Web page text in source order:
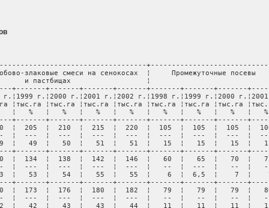
злаковые смеси на сенокосах  ¦     Промежуточные
и пастбищах                  ¦
+-------+-------+-------+-------+-------+-------
г.¦2000 г.¦2001 г.¦2002 г.¦1998 г.¦1999 г.¦2000
¦тыс.га ¦тыс.га ¦тыс.га ¦тыс.га ¦тыс.га ¦тыс.га
%   ¦   %   ¦   %   ¦   %   ¦   %   ¦   %   ¦   %   ¦
+-------+-------+-------+-------+-------+-------+-------
¦  205  ¦  210  ¦  215  ¦  220  ¦  105  ¦  105  ¦  105  ¦
---  ¦  ---  ¦  ---  ¦  ---  ¦  ---  ¦  ---  ¦  ---  ¦
49  ¦   50  ¦   51  ¦   51  ¦   15  ¦   15  ¦   15  ¦
+-------+-------+-------+-------+-------+-------+-------
¦  134  ¦  138  ¦  142  ¦  146  ¦   60  ¦   65  ¦   70  ¦
---  ¦  ---  ¦  ---  ¦  ---  ¦   --  ¦  ---  ¦   --  ¦
¦   53  ¦   54  ¦   55  ¦   55  ¦    6  ¦  6,5  ¦    7  ¦
+-------+-------+-------+-------+-------+-------+-------
¦  173  ¦  176  ¦  180  ¦  182  ¦   79  ¦   79  ¦   79  ¦
¦  ---  ¦  ---  ¦  ---  ¦  ---  ¦   --  ¦   --  ¦   --  ¦
42  ¦   43  ¦   43  ¦   44  ¦   11  ¦   11  ¦   11  ¦